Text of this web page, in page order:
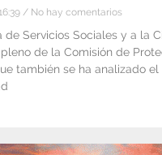
No hay comentarios
de Servicios Sociales y a la
de la Comisión de
también se ha analizado